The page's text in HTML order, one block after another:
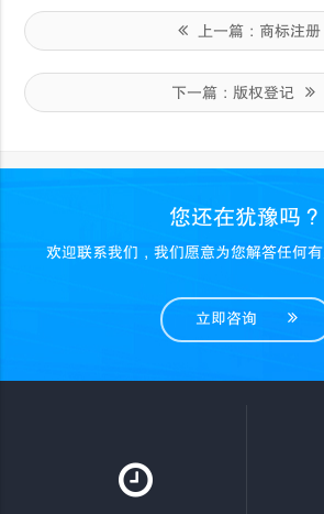
上一篇： 商标注册
下一篇： 版权登记
您还在犹豫吗？
欢迎联系我们，我们愿意为您解答任何
立即咨询